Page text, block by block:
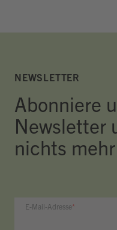
NEWSLETTER
Abonniere
Newsletter
nichts mehr
E-Mail-Adresse